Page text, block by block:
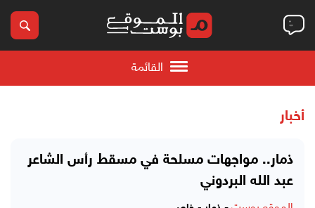
القائمة
أخبار
ذمار.. مواجهات مسلحة في مسقط رأس الشاعر
عبد الله البردوني